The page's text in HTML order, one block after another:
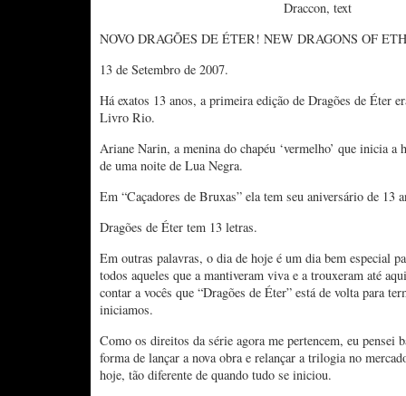
NOVO DRAGÕES DE ÉTER! NEW DRAGONS OF
13 de Setembro de 2007.
Há exatos 13 anos, a primeira edição de Dragões de Éter
Livro Rio.
Ariane Narin, a menina do chapéu ‘vermelho’ que inicia a
de uma noite de Lua Negra.
Em “Caçadores de Bruxas” ela tem seu aniversário de 13
Dragões de Éter tem 13 letras.
Em outras palavras, o dia de hoje é um dia bem especial
todos aqueles que a mantiveram viva e a trouxeram até
contar a vocês que “Dragões de Éter” está de volta para
iniciamos.
Como os direitos da série agora me pertencem, eu pensei
forma de lançar a nova obra e relançar a trilogia no
hoje, tão diferente de quando tudo se iniciou.